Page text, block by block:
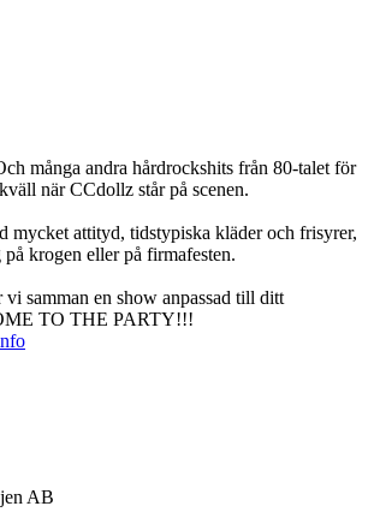
många andra hårdrockshits från 80-talet för
när CCdollz står på scenen.
mycket attityd, tidstypiska kläder och frisyrer,
krogen eller på firmafesten.
vi samman en show anpassad till ditt
TO THE PARTY!!!
AB